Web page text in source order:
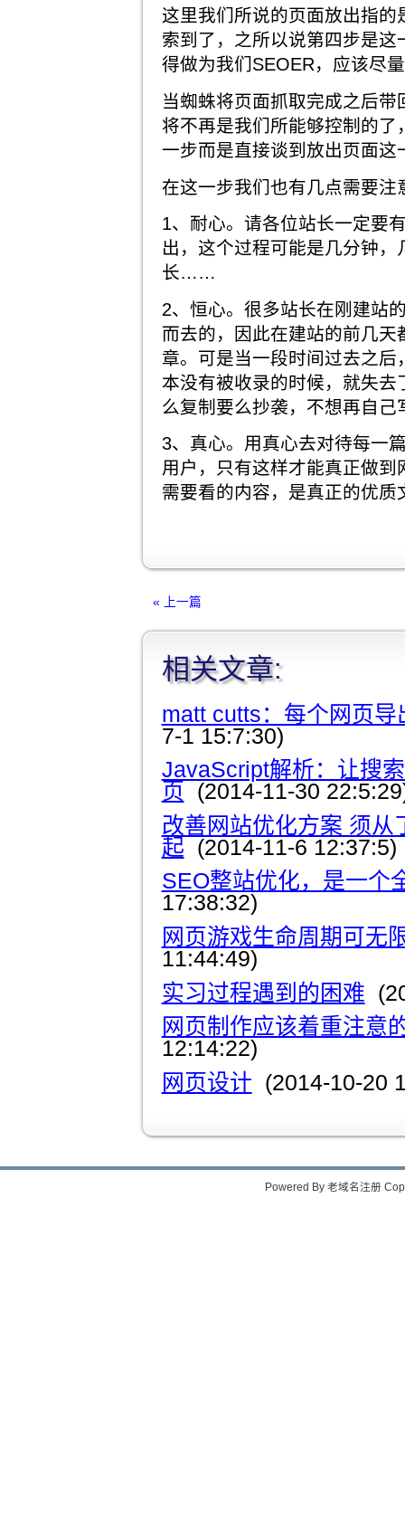
这里我们所说的页面放出指
索到了，之所以说第四步是
得做为我们SEOER，应该尽
当蜘蛛将页面抓取完成之后
将不再是我们所能够控制的
一步而是直接谈到放出页面这
在这一步我们也有几点需要注
1、耐心。请各位站长一定要
出，这个过程可能是几分钟
长……
2、恒心。很多站长在刚建站
而去的，因此在建站的前几
章。可是当一段时间过去之
本没有被收录的时候，就失
么复制要么抄袭，不想再自
3、真心。用真心去对待每一
用户，只有这样才能真正做
需要看的内容，是真正的优质
« 上一篇
相关文章:
matt cutts：每个网页导
7-1 15:7:30)
JavaScript解析：让搜
页 (2014-11-30
改善网站优化方案 须从
起 (2014-11-6 12:37:5)
SEO整站优化，是一个
17:38:32)
网页游戏生命周期可无
11:44:49)
实习过程遇到的困难
网页制作应该着重注意
12:14:22)
网页设计 (2014-10-20
Powered By 老域名注册